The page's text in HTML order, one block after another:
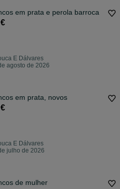
em prata e perola barroca
E Dálvares
agosto de 2026
em prata, novos
E Dálvares
julho de 2026
de mulher